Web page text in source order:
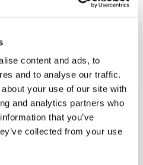
content and ads, to
and to analyse our traffic.
your use of our site with
and analytics partners who
that you’ve
collected from your use
d’arrêt et permet de
encore plus
présentant les